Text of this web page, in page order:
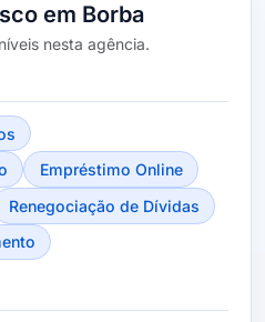
em Borba
nesta agência.
Empréstimo Online
Renegociação de Dívidas